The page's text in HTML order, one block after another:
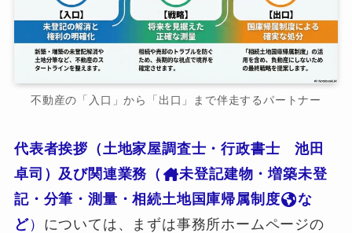
不動産の「入口」から「出口」まで伴走するパートナー
代表者挨拶（土地家屋調査士・行政書士 池田
卓司）及び関連業務（
未登記建物・増築未登
記・分筆・測量・相続土地国庫帰属制度
な
ど） については、まずは事務所ホームページの